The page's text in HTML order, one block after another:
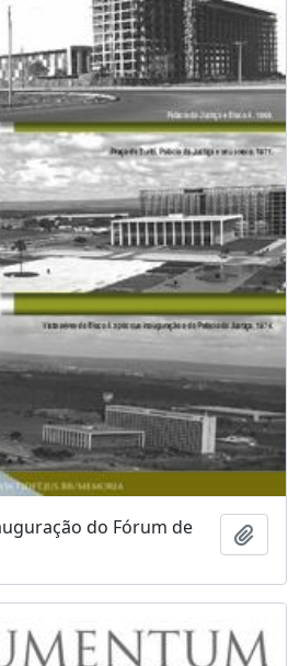
do Fórum de